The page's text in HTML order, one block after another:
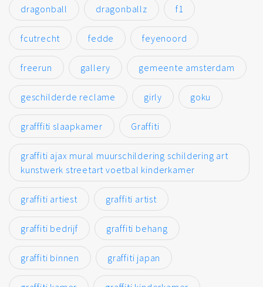
dragonball dragonballz f1
fcutrecht fedde feyenoord
freerun gallery gemeente amsterdam
geschilderde reclame girly goku
grafffiti slaapkamer Graffiti
graffiti ajax mural muurschildering schildering art
kunstwerk streetart voetbal kinderkamer
graffiti artiest graffiti artist
graffiti bedrijf graffiti behang
graffiti binnen graffiti japan